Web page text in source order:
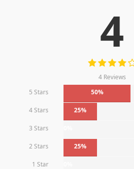
4
4 Reviews
5 Stars
50%
4 Stars 25%
3 Stars
2 Stars 25%
1 Star